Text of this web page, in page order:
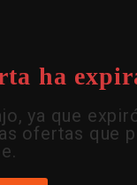
ha
ya que
ofertas que